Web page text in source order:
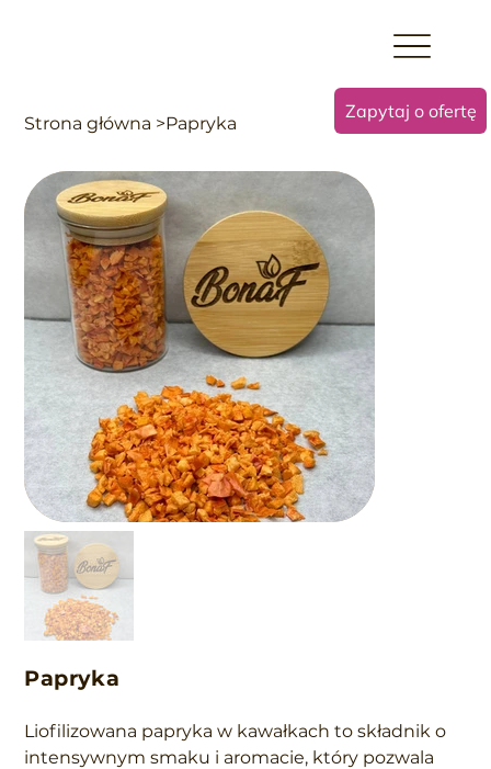
Strona główna >Papryka
Papryka
Liofilizowana papryka w kawałkach to składnik o
intensywnym smaku i aromacie, który pozwala
Zapytaj o ofertę